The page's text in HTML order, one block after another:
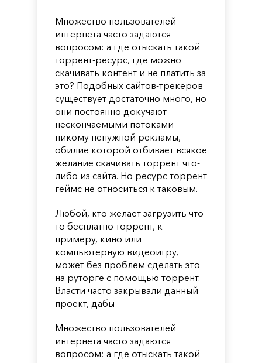
Множество пользователей
интернета часто задаются
вопросом: а где отыскать такой
торрент-ресурс, где можно
скачивать контент и не платить за
это? Подобных сайтов-трекеров
существует достаточно много, но
они постоянно докучают
нескончаемыми потоками
никому ненужной рекламы,
обилие которой отбивает всякое
желание скачивать торрент что-
либо из сайта. Но ресурс торрент
геймс не относиться к таковым.
Любой, кто желает загрузить что-
то бесплатно торрент, к
примеру, кино или
компьютерную видеоигру,
может без проблем сделать это
на руторге с помощью торрент.
Власти часто закрывали данный
проект, дабы
Множество пользователей
интернета часто задаются
вопросом: а где отыскать такой